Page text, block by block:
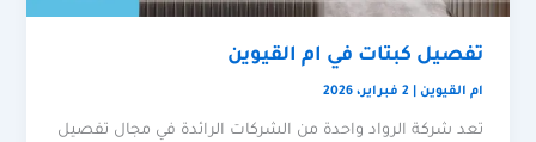
تفصيل كبتات في ام القيوين
ام القيوين |2 فبراير، 2026
تعد شركة الرواد واحدة من الشركات الرائدة في مجال تفصيل